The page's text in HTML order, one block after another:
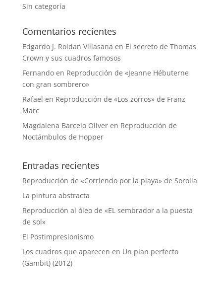
Sin categoría
Comentarios recientes
Edgardo J. Roldan Villasana en El secreto de Thomas
Crown y sus cuadros famosos
Fernandoen Reproducción de «Jeanne Hébuterne
con gran sombrero»
Rafael en Reproducción de «Los zorros» de Franz
Marc
Magdalena Barcelo Oliveren Reproducción de
Noctámbulos de Hopper
Entradas recientes
Reproducción de «Corriendo por la playa» de Sorolla
La pintura abstracta
Reproducción al óleo de «EL sembrador a la puesta
de sol»
El Postimpresionismo
Los cuadros que aparecen en Un plan perfecto
(Gambit) (2012)